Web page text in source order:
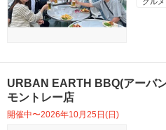
URBAN EARTH BBQ(アーバ
モントレー店
開催中〜2026年10月25日(日)